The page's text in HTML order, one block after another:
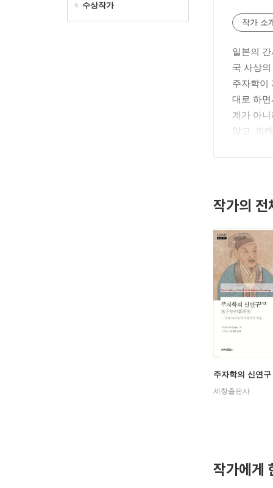
수상작가
작가 소
일본의
국 사상
주자학이
대로 하
계가 아
않고, 의
작가의 전
주자학의 신연구
세창출판사
작가에게